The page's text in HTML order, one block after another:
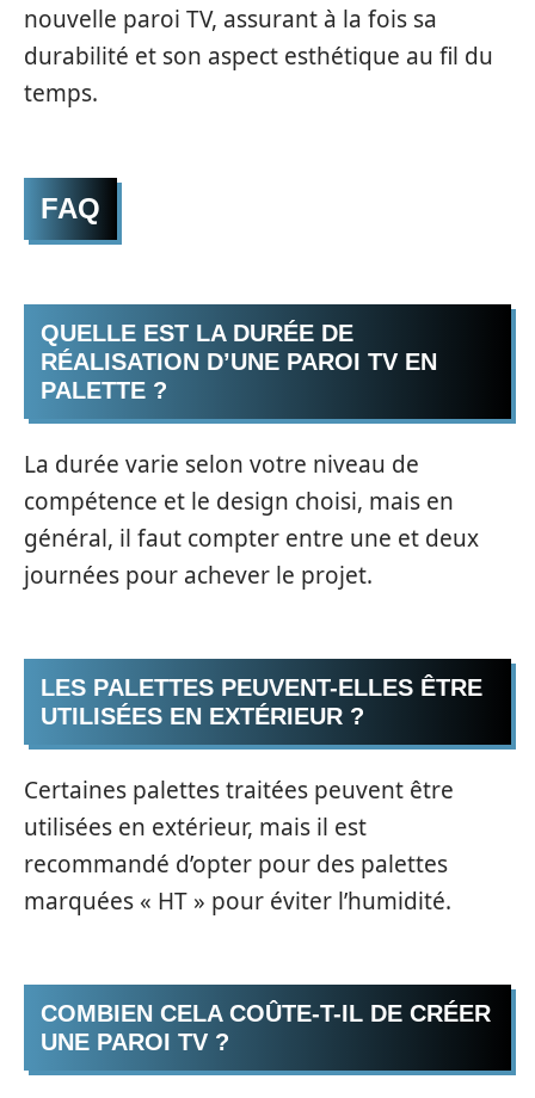
nouvelle paroi TV, assurant à la fois sa
durabilité et son aspect esthétique au fil du
temps.
FAQ
QUELLE EST LA DURÉE DE
RÉALISATION D’UNE PAROI TV EN
PALETTE ?
La durée varie selon votre niveau de
compétence et le design choisi, mais en
général, il faut compter entre une et deux
journées pour achever le projet.
LES PALETTES PEUVENT-ELLES ÊTRE
UTILISÉES EN EXTÉRIEUR ?
Certaines palettes traitées peuvent être
utilisées en extérieur, mais il est
recommandé d’opter pour des palettes
marquées « HT » pour éviter l’humidité.
COMBIEN CELA COÛTE-T-IL DE CRÉER
UNE PAROI TV ?